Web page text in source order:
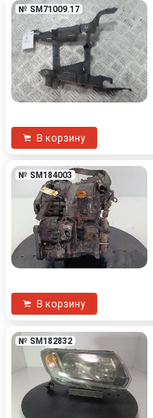
№ SM71009.17
В корзину
№ SM184003
В корзину
№ SM182832